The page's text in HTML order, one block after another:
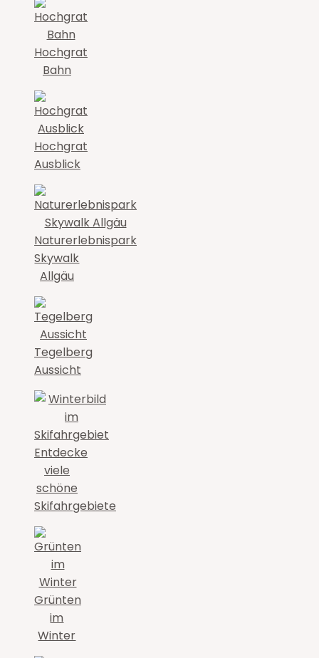
Hochgrat
Bahn
Hochgrat
Ausblick
Naturerlebnispark
Skywalk
Allgäu
Tegelberg
Aussicht
Entdecke
viele
schöne
Skifahrgebiete
Grünten
im
Winter